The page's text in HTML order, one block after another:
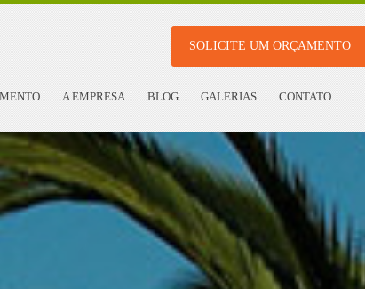
SOLICITE UM ORÇAMENTO
A EMPRESA BLOG GALERIAS CONTATO